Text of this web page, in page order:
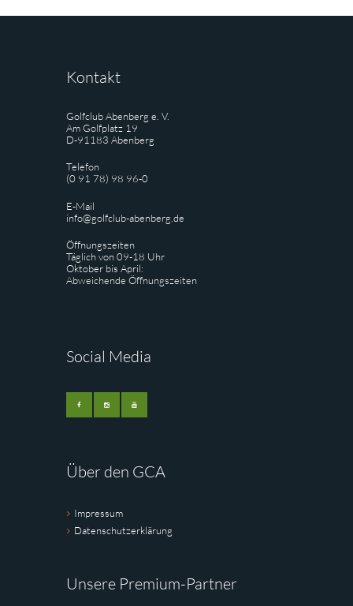
Kontakt
Golfclub Abenberg e. V.
Am Golfplatz 19
D-91183 Abenberg
Telefon
(0 91 78) 98 96-0
E-Mail
info@golfclub-abenberg.de
Öffnungszeiten
Täglich von 09-18 Uhr
Oktober bis April:
Abweichende Öffnungszeiten
Social Media
Über den GCA
Impressum
Datenschutzerklärung
Unsere Premium-Partner